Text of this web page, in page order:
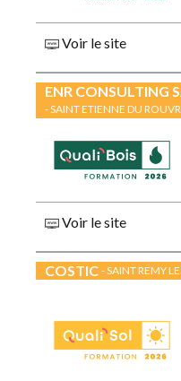
Voir le site
ENR CONSULTING
- SAINT ETIENNE DU
Voir le site
COSTIC - SAINT REMY